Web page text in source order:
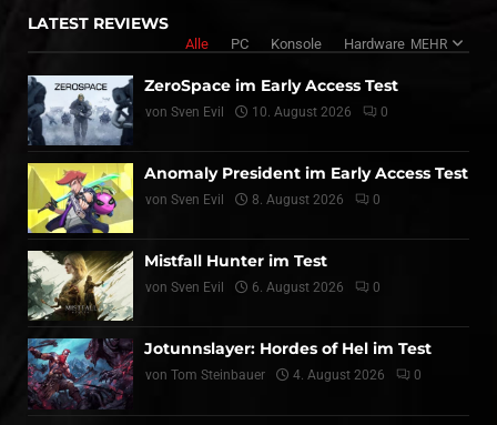
LATEST REVIEWS
Alle PC Konsole Hardware MEHR
ZeroSpace im Early Access Test
von Sven Evil 10. August 2026 0
Anomaly President im Early Access Test
von Sven Evil 8. August 2026 0
Mistfall Hunter im Test
von Sven Evil 6. August 2026 0
Jotunnslayer: Hordes of Hel im Test
von Tom Steinbauer 4. August 2026 0